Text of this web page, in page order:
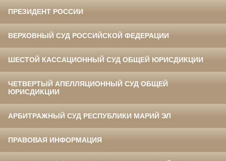
ПРЕЗИДЕНТ РОССИИ
ВЕРХОВНЫЙ СУД РОССИЙСКОЙ ФЕДЕРАЦИИ
ШЕСТОЙ КАССАЦИОННЫЙ СУД ОБЩЕЙ ЮРИСДИКЦИИ
ЧЕТВЕРТЫЙ АПЕЛЛЯЦИОННЫЙ СУД ОБЩЕЙ
ЮРИСДИКЦИИ
АРБИТРАЖНЫЙ СУД РЕСПУБЛИКИ МАРИЙ ЭЛ
ПРАВОВАЯ ИНФОРМАЦИЯ